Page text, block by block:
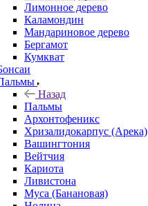
Лимонное дерево
Каламондин
Мандариновое дерево
Бергамот
Кумкват
Назад
Пальмы
Архонтофеникс
Хризалидокарпус (Арека)
Вашингтония
Вейтчия
Кариота
Ливистона
Муса (Банановая)